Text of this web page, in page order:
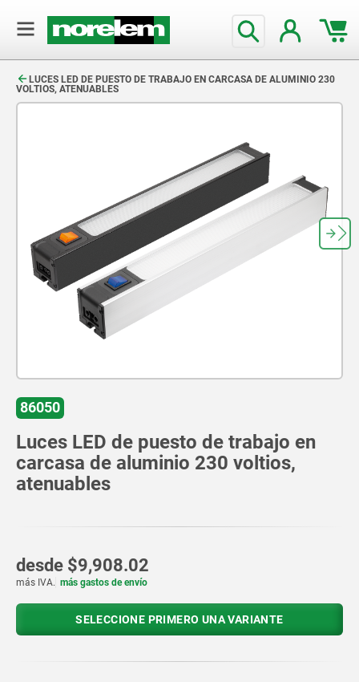
LUCES LED DE PUESTO DE TRABAJO EN CARCASA DE ALUMINIO 230
VOLTIOS, ATENUABLES
86050
Luces LED de puesto de trabajo en
carcasa de aluminio 230 voltios,
atenuables
desde $9,908.02
más IVA. más gastos de envío
SELECCIONE PRIMERO UNA VARIANTE